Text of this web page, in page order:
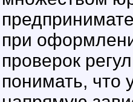
при
проверок
понимать, что